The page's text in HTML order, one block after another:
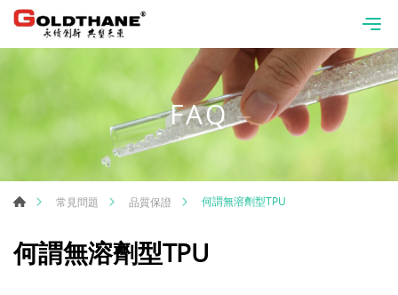
FAQ
常見問題 品質保證 何謂無溶劑型TPU
何謂無溶劑型TPU